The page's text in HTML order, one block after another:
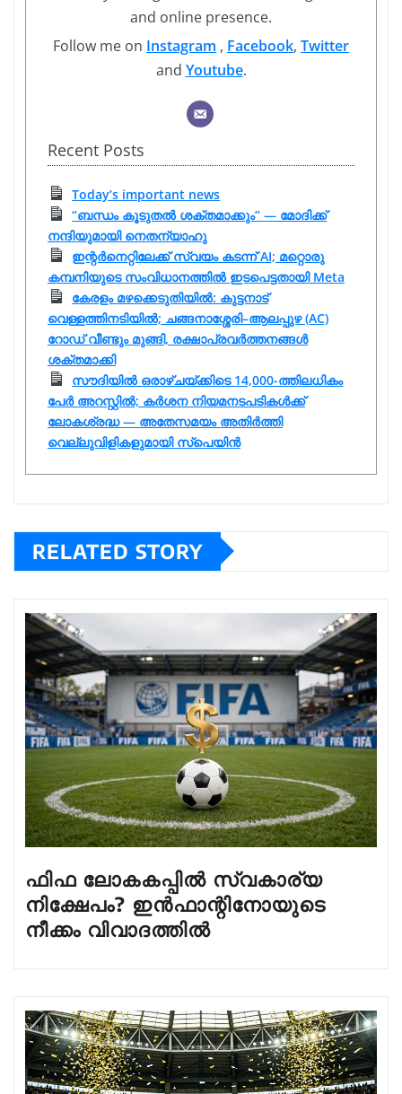
and online presence.
Follow me on Instagram , Facebook, Twitter
and Youtube.
Recent Posts
Today’s important news
“ബന്ധം കൂടുതൽ ശക്തമാക്കും” — മോദിക്ക്
നന്ദിയുമായി നെതന്യാഹു
ഇന്റർനെറ്റിലേക്ക് സ്വയം കടന്ന് AI; മറ്റൊരു
കമ്പനിയുടെ സംവിധാനത്തിൽ ഇടപെട്ടതായി Meta
കേരളം മഴക്കെടുതിയിൽ: കുട്ടനാട്
വെള്ളത്തിനടിയിൽ; ചങ്ങനാശ്ശേരി–ആലപ്പുഴ (AC)
റോഡ് വീണ്ടും മുങ്ങി, രക്ഷാപ്രവർത്തനങ്ങൾ
ശക്തമാക്കി
സൗദിയിൽ ഒരാഴ്ചയ്ക്കിടെ 14,000-ത്തിലധികം
പേർ അറസ്റ്റിൽ; കർശന നിയമനടപടികൾക്ക്
ലോകശ്രദ്ധ — അതേസമയം അതിർത്തി
വെല്ലുവിളികളുമായി സ്പെയിൻ
RELATED STORY
ഫിഫ ലോകകപ്പിൽ സ്വകാര്യ
നിക്ഷേപം? ഇൻഫാന്റിനോയുടെ
നീക്കം വിവാദത്തിൽ